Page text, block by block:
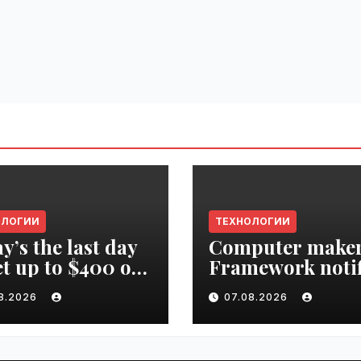
the last day
up to $400 off
2026 ticket |
ТЕХНОЛОГИИ
Computer
Framework
‘all customers’ of
data breach |
VseTime.ru
07.08.2026